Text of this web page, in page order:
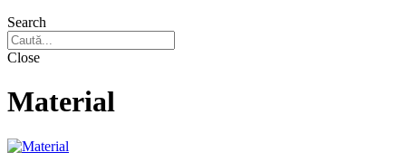
Search
Close
Material